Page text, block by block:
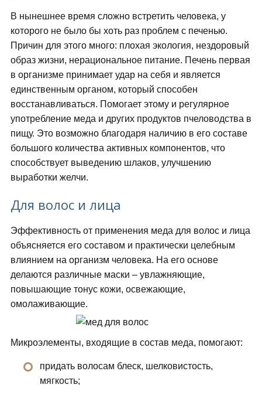
В нынешнее время сложно встретить человека, у
которого не было бы хоть раз проблем с печенью.
Причин для этого много: плохая экология, нездоровый
образ жизни, нерациональное питание. Печень первая
в организме принимает удар на себя и является
единственным органом, который способен
восстанавливаться. Помогает этому и регулярное
употребление меда и других продуктов пчеловодства в
пищу. Это возможно благодаря наличию в его составе
большого количества активных компонентов, что
способствует выведению шлаков, улучшению
выработки желчи.
Для волос и лица
Эффективность от применения меда для волос и лица
объясняется его составом и практически целебным
влиянием на организм человека. На его основе
делаются различные маски – увлажняющие,
повышающие тонус кожи, освежающие,
омолаживающие.
Микроэлементы, входящие в состав меда, помогают:
придать волосам блеск, шелковистость,
мягкость;